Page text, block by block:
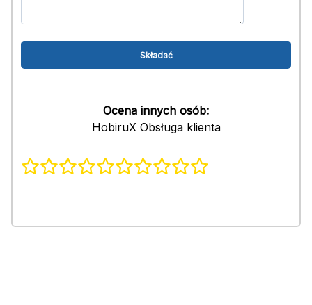
Ocena innych osób:
HobiruX Obsługa klienta